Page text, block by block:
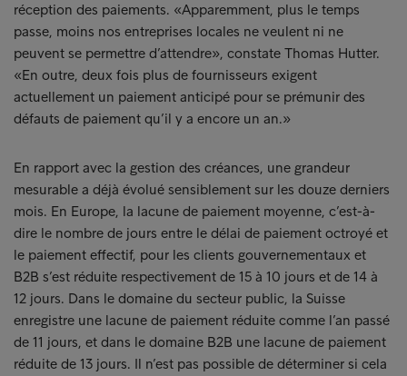
réception des paiements. «Apparemment, plus le temps
passe, moins nos entreprises locales ne veulent ni ne
peuvent se permettre d’attendre», constate Thomas Hutter.
«En outre, deux fois plus de fournisseurs exigent
actuellement un paiement anticipé pour se prémunir des
défauts de paiement qu’il y a encore un an.»
En rapport avec la gestion des créances, une grandeur
mesurable a déjà évolué sensiblement sur les douze derniers
mois. En Europe, la lacune de paiement moyenne, c’est-à-
dire le nombre de jours entre le délai de paiement octroyé et
le paiement effectif, pour les clients gouvernementaux et
B2B s’est réduite respectivement de 15 à 10 jours et de 14 à
12 jours. Dans le domaine du secteur public, la Suisse
enregistre une lacune de paiement réduite comme l’an passé
de 11 jours, et dans le domaine B2B une lacune de paiement
réduite de 13 jours. Il n’est pas possible de déterminer si cela